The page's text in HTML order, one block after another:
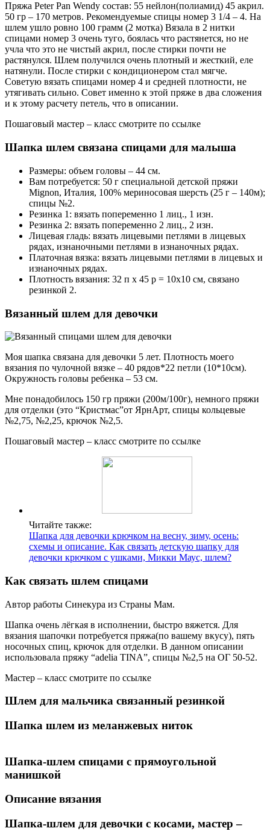
Пряжа Peter Pan Wendy состав: 55 нейлон(полиамид) 45 акрил.
50 гр – 170 метров. Рекомендуемые спицы номер 3 1/4 – 4. На
шлем ушло ровно 100 грамм (2 мотка) Вязала в 2 нитки
спицами номер 3 очень туго, боялась что растянется, но не
учла что это не чистый акрил, после стирки почти не
растянулся. Шлем получился очень плотный и жесткий, еле
натянули. После стирки с кондиционером стал мягче.
Советую вязать спицами номер 4 и средней плотности, не
утягивать сильно. Совет именно к этой пряже в два сложения
и к этому расчету петель, что в описании.
Пошаговый мастер – класс смотрите по ссылке
Шапка шлем связана спицами для малыша
Размеры: объем головы – 44 см.
Вам потребуется: 50 г специальной детской пряжи
Mignon, Италия, 100% мериносовая шерсть (25 г – 140м);
спицы №2.
Резинка 1: вязать попеременно 1 лиц., 1 изн.
Резинка 2: вязать попеременно 2 лиц., 2 изн.
Лицевая гладь: вязать лицевыми петлями в лицевых
рядах, изнаночными петлями в изнаночных рядах.
Платочная вязка: вязать лицевыми петлями в лицевых и
изнаночных рядах.
Плотность вязания: 32 п х 45 р = 10х10 см, связано
резинкой 2.
Вязанный шлем для девочки
Моя шапка связана для девочки 5 лет. Плотность моего
вязания по чулочной вязке – 40 рядов*22 петли (10*10см).
Окружность головы ребенка – 53 см.
Мне понадобилось 150 гр пряжи (200м/100г), немного пряжи
для отделки (это “Кристмас”от ЯрнАрт, спицы кольцевые
№2,75, №2,25, крючок №2,5.
Пошаговый мастер – класс смотрите по ссылке
Читайте также:
Шапка для девочки крючком на весну, зиму, осень:
схемы и описание. Как связать детскую шапку для
девочки крючком с ушками, Микки Маус, шлем?
Как связать шлем спицами
Автор работы Синекура из Страны Мам.
Шапка очень лёгкая в исполнении, быстро вяжется. Для
вязания шапочки потребуется пряжа(по вашему вкусу), пять
носочных спиц, крючок для отделки. В данном описании
использовала пряжу “adelia TINA”, спицы №2,5 на ОГ 50-52.
Мастер – класс смотрите по ссылке
Шлем для мальчика связанный резинкой
Шапка шлем из меланжевых ниток
Шапка-шлем спицами с прямоугольной
манишкой
Описание вязания
Шапка-шлем для девочки с косами, мастер –